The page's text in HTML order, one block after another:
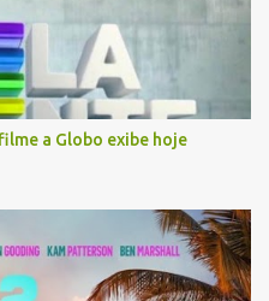
a Globo exibe hoje